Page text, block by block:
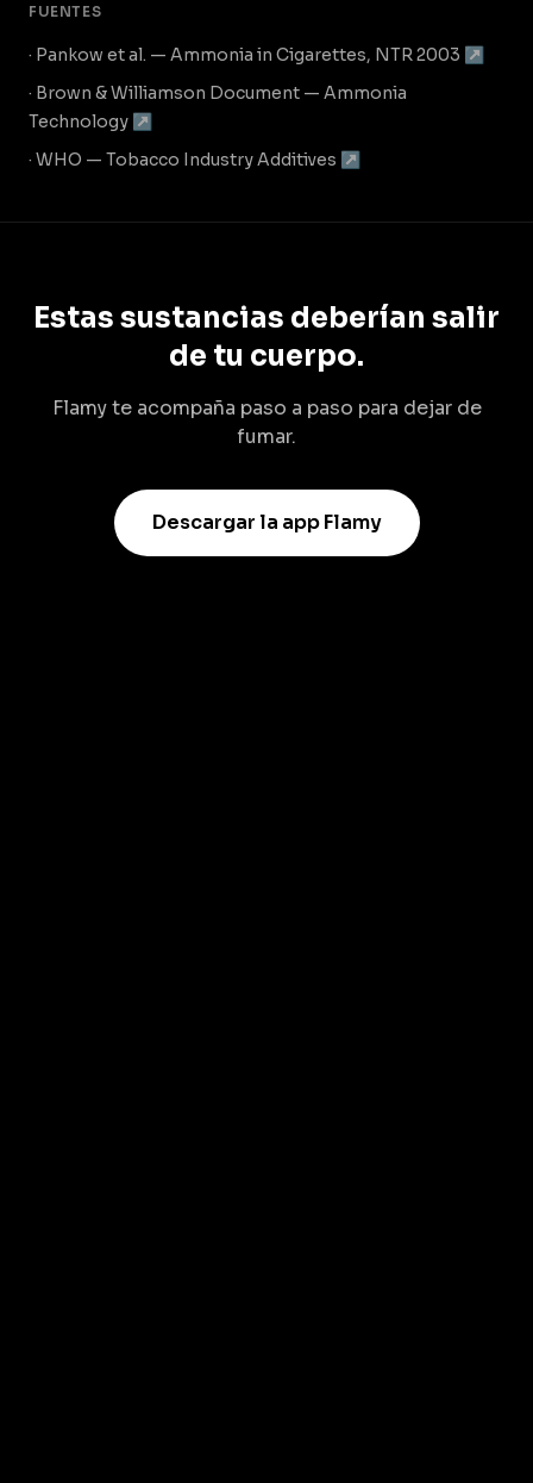
FUENTES
· Pankow et al. — Ammonia in Cigarettes, NTR 2003 ↗
· Brown & Williamson Document — Ammonia
Technology ↗
· WHO — Tobacco Industry Additives ↗
Estas sustancias deberían salir
de tu cuerpo.
Flamy te acompaña paso a paso para dejar de
fumar.
Descargar la app Flamy